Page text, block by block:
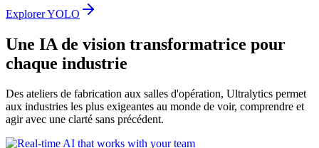
Explorer YOLO
Une IA de vision transformatrice pour
chaque industrie
Des ateliers de fabrication aux salles d'opération, Ultralytics permet
aux industries les plus exigeantes au monde de voir, comprendre et
agir avec une clarté sans précédent.